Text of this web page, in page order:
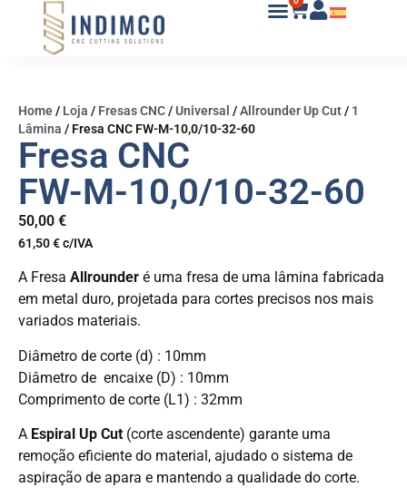
Home/ Loja / Fresas CNC/Universal /Allrounder Up Cut/ 1
Lâmina / Fresa CNC FW-M-10,0/10-32-60
Fresa CNC
FW-M-10,0/10-32-60
50,00 €
61,50€c/IVA
A Fresa Allrounder é uma fresa de uma lâmina fabricada
em metal duro, projetada para cortes precisos nos mais
variados materiais.
Diâmetro de corte (d) : 10mm
Diâmetro de encaixe (D) : 10mm
Comprimento de corte (L1) : 32mm
A Espiral Up Cut (corte ascendente) garante uma
remoção eficiente do material, ajudado o sistema de
aspiração de apara e mantendo a qualidade do corte.